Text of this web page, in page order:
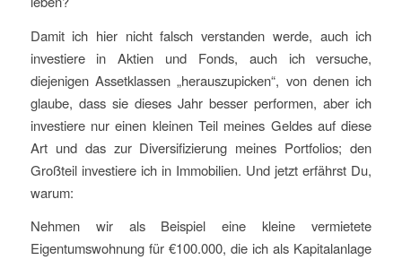
Damit ich hier nicht falsch verstanden werde, auch ich
investiere in Aktien und Fonds, auch ich versuche,
diejenigen Assetklassen „herauszupicken“, von denen ich
glaube, dass sie dieses Jahr besser performen, aber ich
investiere nur einen kleinen Teil meines Geldes auf diese
Art und das zur Diversifizierung meines Portfolios; den
Großteil investiere ich in Immobilien. Und jetzt erfährst Du,
warum:
Nehmen wir als Beispiel eine kleine vermietete
Eigentumswohnung für €100.000, die ich als Kapitalanlage